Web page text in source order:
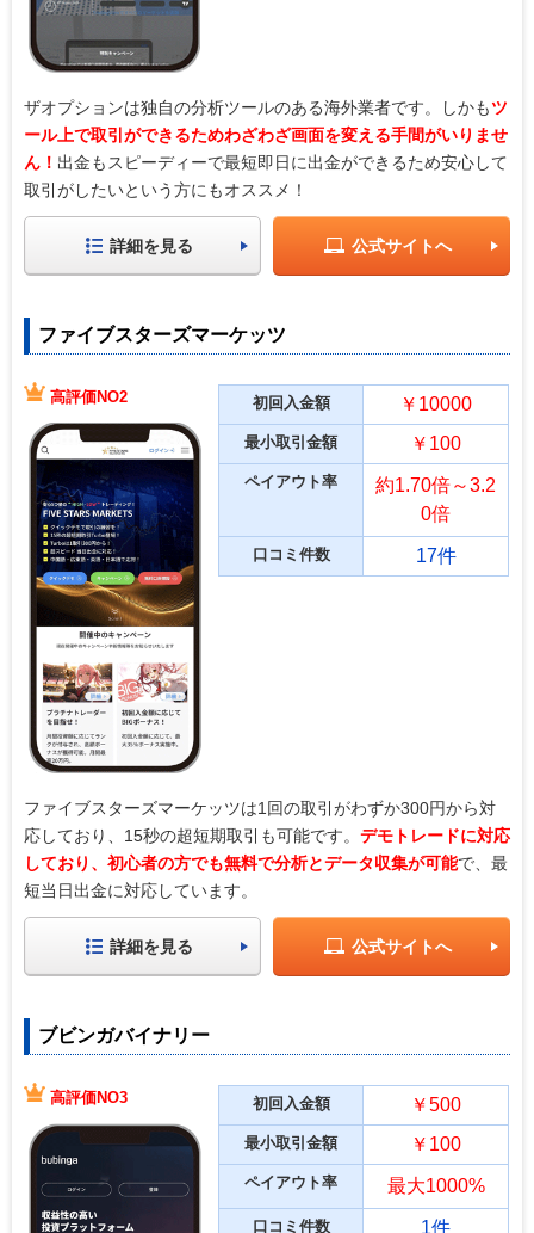
ザオプションは独自の分析ツールのある海外業者です。しかもツ
ール上で取引ができるためわざわざ画面を変える手間がいりませ
ん！ 出金もスピーディーで最短即日に出金ができるため安心して
取引がしたいという方にもオススメ！
詳細を見る 公式サイトへ
ファイブスターズマーケッツ
高評価NO2 初回入金額 ￥10000
最小取引金額 ￥100
ペイアウト率
約1.70倍～3.2
0倍
口コミ件数 17件
ファイブスターズマーケッツは1回の取引がわずか300円から対
応しており、15秒の超短期取引も可能です。 デモトレードに対応
しており、初心者の方でも無料で分析とデータ収集が可能で、最
短当日出金に対応しています。
詳細を見る 公式サイトへ
ブビンガバイナリー
高評価NO3 初回入金額 ￥500
最小取引金額 ￥100
ペイアウト率 最大1000%
口コミ件数 1件